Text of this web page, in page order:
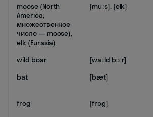
moose (North
America;
множественное
число — moose),
elk (Eurasia)
[muːs], [elk]
wild boar [waɪld bɔːr]
bat
[bæt]
frog
[frɒɡ]